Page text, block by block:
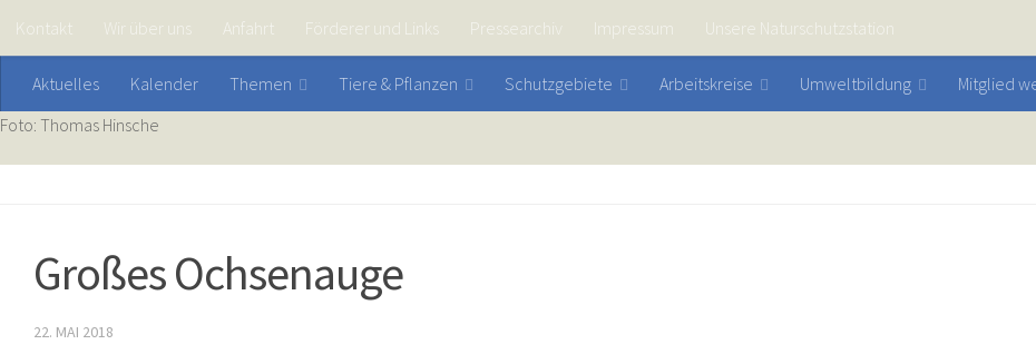
Kontakt Wir über uns Anfahrt Förderer und Links Pressearchiv Impressum Unsere Naturschutzstation
Aktuelles Kalender Themen Tiere & Pflanzen Schutzgebiete Arbeitskreise Umweltbildung
Mitglied
Foto: Thomas Hinsche
Großes Ochsenauge
22. MAI 2018